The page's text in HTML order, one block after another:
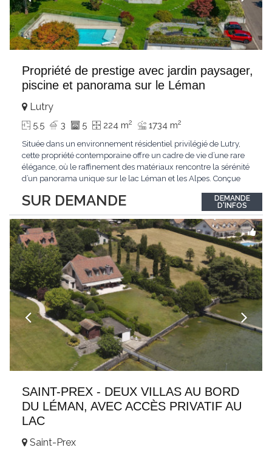
Propriété de prestige avec jardin paysager,
piscine et panorama sur le Léman
SUR DEMANDE
Lutry
5.5 3 5 224 m2 1734 m2
Située dans un environnement résidentiel privilégié de Lutry,
cette propriété contemporaine offre un cadre de vie d’une rare
élégance, où le raffinement des matériaux rencontre la sérénité
d’un panorama unique sur le lac Léman et les Alpes. Conçue
distingue par ses espaces généreux et son atmosphère
résolument harmonieuse. Caractéristiques...
DEMANDE
D'INFOS
SAINT-PREX - DEUX VILLAS AU BORD
DU LÉMAN, AVEC ACCÈS PRIVATIF AU
LAC
Saint-Prex